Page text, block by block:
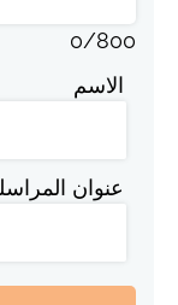
0/800
الاسم
عنوان